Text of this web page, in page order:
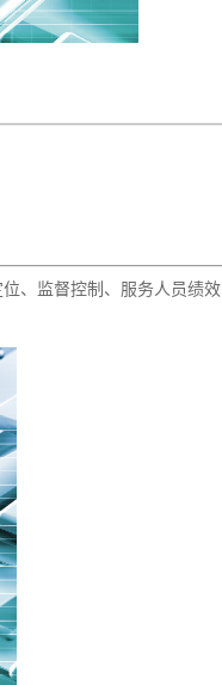
、监督控制、服务人员绩效